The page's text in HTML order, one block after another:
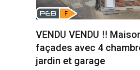
VENDU VENDU !!
façades avec 4
jardin et garage